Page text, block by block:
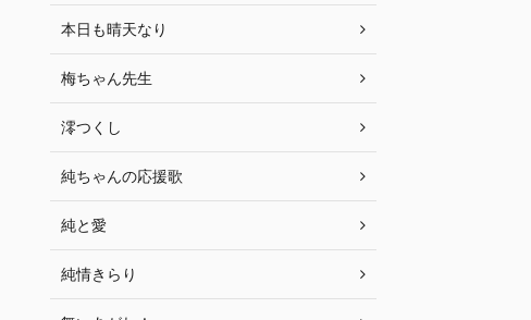
本日も晴天なり
梅ちゃん先生
澪つくし
純ちゃんの応援歌
純と愛
純情きらり